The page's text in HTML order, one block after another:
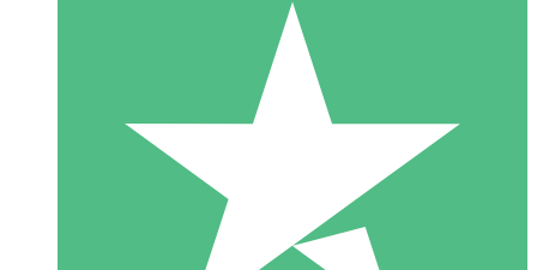
Packs de Crédits Individuels
Payez à l'utilisation avec des crédits de téléchargement. Sans
1 Téléchargement
10 00